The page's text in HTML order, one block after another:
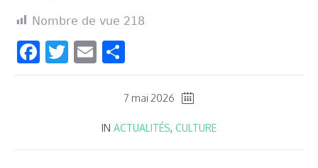
Nombre de vue 218
Facebook
Twitter
Email
7 mai 2026
IN ACTUALITÉS, CULTURE